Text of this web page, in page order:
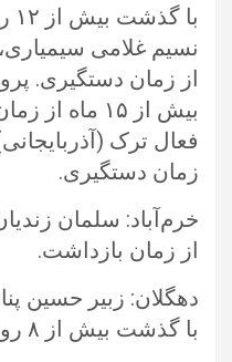
از زمان دستگیری.
بیش از ۱۵
زمان دستگیری.‏
از زمان بازداشت.‏
دهگلان: زبیر حسین
با گذشت بیش از ۸ روز از زمان دستگیری.‏